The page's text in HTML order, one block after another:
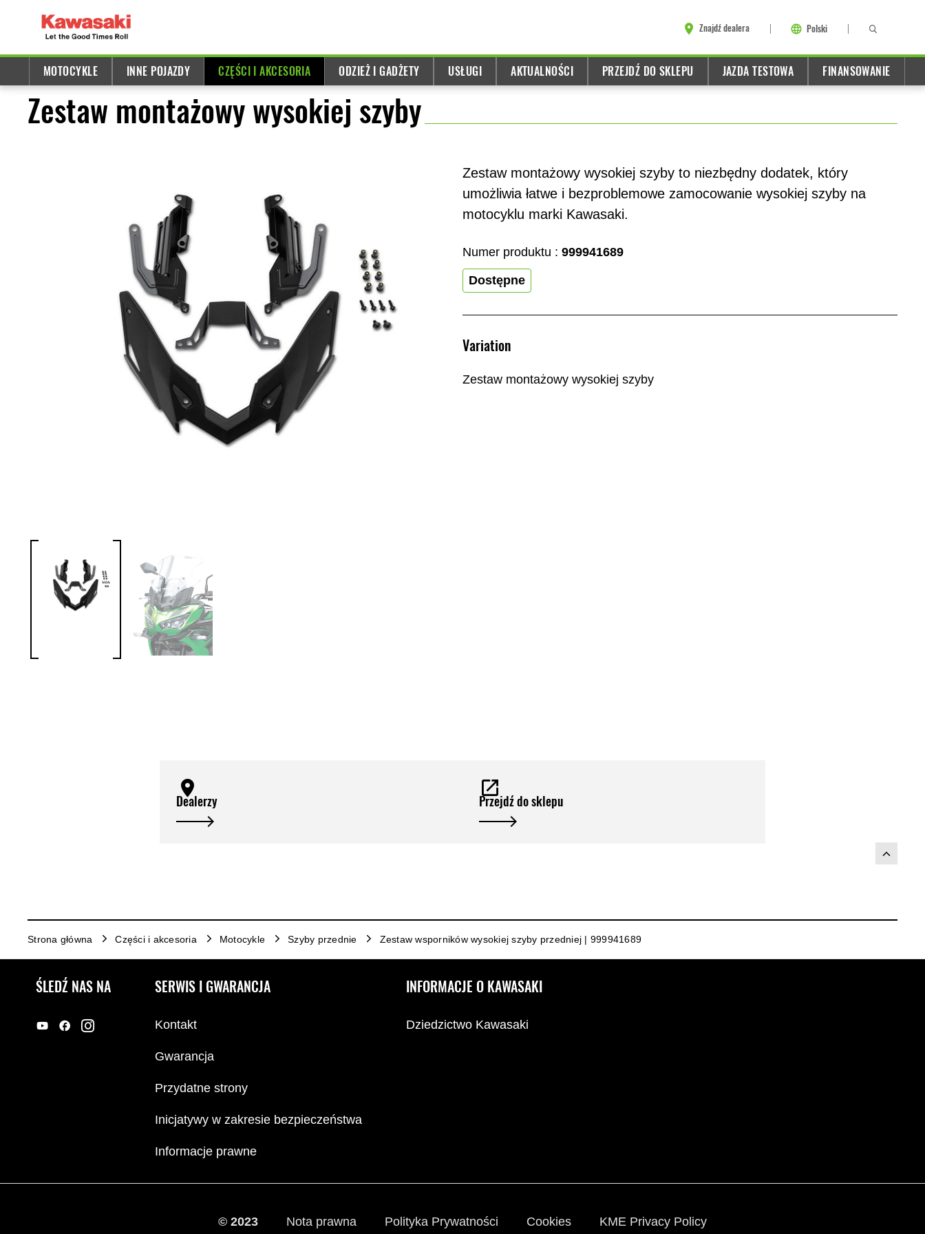
Znajdź dealera Polski
MOTOCYKLE INNE POJAZDY CZĘŚCI I AKCESORIA ODZIEŻ I GADŻETY USŁUGI AKTUALNOŚCI PRZEJDŹ DO SKLEPU JAZDA TESTOWA FINANSOWANIE
Zestaw montażowy wysokiej szyby
Zestaw montażowy wysokiej szyby to niezbędny dodatek, który
umożliwia łatwe i bezproblemowe zamocowanie wysokiej szyby na
motocyklu marki Kawasaki.
Numer produktu : 999941689
Dostępne
Variation
Zestaw montażowy wysokiej szyby
Dealerzy Przejdź do sklepu
Strona główna Części i akcesoria Motocykle Szyby przednie Zestaw wsporników wysokiej szyby przedniej | 999941689
ŚLEDŹ NAS NA SERWIS I GWARANCJA
Kontakt
Gwarancja
Przydatne strony
Inicjatywy w zakresie bezpieczeństwa
Informacje prawne
INFORMACJE O KAWASAKI
Dziedzictwo Kawasaki
© 2023 Nota prawna Polityka Prywatności Cookies KME Privacy Policy